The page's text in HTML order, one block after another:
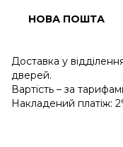
НОВА ПОШТА
Доставка у
дверей.
Вартість – за
Накладений платіж: